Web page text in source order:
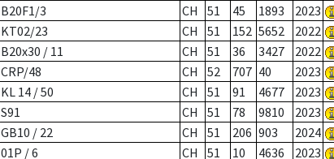
B20F1/3 CH 51 45 1893 2023
KT02/23 CH 51 152 5652 2022
B20x30 / 11 CH 51 36 3427 2022
CRP/48 CH 52 707 40 2023
KL 14 / 50 CH 51 91 4677 2023
S91 CH 51 78 9810 2023
GB10 / 22 CH 51 206 903 2024
01P / 6 CH 51 10 4636 2023